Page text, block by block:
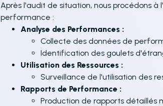
Après l'audit de situation, nous procédons
performance :
Analyse des Performances :
Collecte des données de
Identification des goulets
Utilisation des Ressources :
Surveillance de l'utilisation des
Rapports de Performance :
Production de rapports détaillés